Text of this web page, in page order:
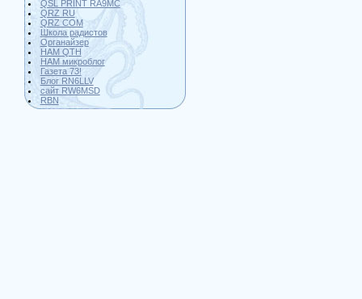
QSL PRINT RA9MC
QRZ RU
QRZ COM
Школа радистов
Органайзер
HAM QTH
HAM микроблог
Газета 73!
Блог RN6LLV
сайт RW6MSD
RBN